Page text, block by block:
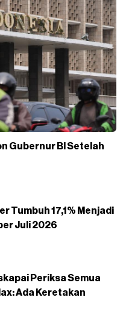
Gubernur BI Setelah
Tumbuh 17,1% Menjadi
Juli 2026
Periksa Semua
Ada Keretakan